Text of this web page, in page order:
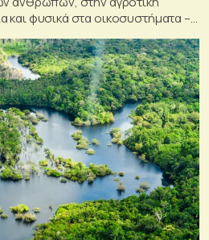
και φυσικά στα οικοσυστήματα –
πρόληψης